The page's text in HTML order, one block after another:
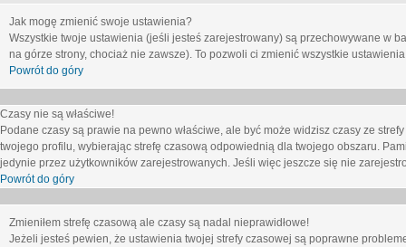
Jak mogę zmienić swoje ustawienia?
Wszystkie twoje ustawienia (jeśli jesteś zarejestrowany) są przechowywane w
na górze strony, chociaż nie zawsze). To pozwoli ci zmienić wszystkie
Powrót do góry
Czasy nie są właściwe!
Podane czasy są prawie na pewno właściwe, ale być może widzisz czasy ze
twojego profilu, wybierając strefę czasową odpowiednią dla twojego obszaru.
jedynie przez użytkowników zarejestrowanych. Jeśli więc jeszcze się nie
Powrót do góry
Zmieniłem strefę czasową ale czasy są nadal nieprawidłowe!
Jeżeli jesteś pewien, że ustawienia twojej strefy czasowej są poprawne